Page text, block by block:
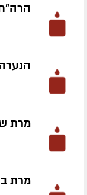
מרת
מרת